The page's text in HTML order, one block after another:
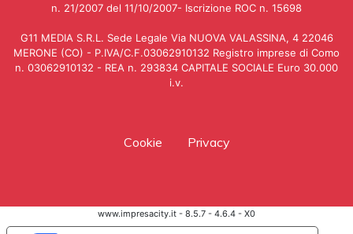
n. 21/2007 del 11/10/2007- Iscrizione ROC n. 15698
G11 MEDIA S.R.L. Sede Legale Via NUOVA VALASSINA, 4 22046
MERONE (CO) - P.IVA/C.F.03062910132 Registro imprese di Como
n. 03062910132 - REA n. 293834 CAPITALE SOCIALE Euro 30.000
i.v.
Cookie Privacy
www.impresacity.it - 8.5.7 - 4.6.4 - X0